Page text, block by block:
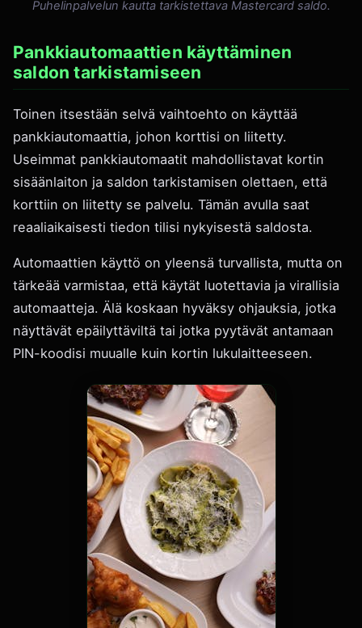
Puhelinpalvelun kautta tarkistettava Mastercard saldo.
Pankkiautomaattien käyttäminen
saldon tarkistamiseen
Toinen itsestään selvä vaihtoehto on käyttää
pankkiautomaattia, johon korttisi on liitetty.
Useimmat pankkiautomaatit mahdollistavat kortin
sisäänlaiton ja saldon tarkistamisen olettaen, että
korttiin on liitetty se palvelu. Tämän avulla saat
reaaliaikaisesti tiedon tilisi nykyisestä saldosta.
Automaattien käyttö on yleensä turvallista, mutta on
tärkeää varmistaa, että käytät luotettavia ja virallisia
automaatteja. Älä koskaan hyväksy ohjauksia, jotka
näyttävät epäilyttäviltä tai jotka pyytävät antamaan
PIN-koodisi muualle kuin kortin lukulaitteeseen.